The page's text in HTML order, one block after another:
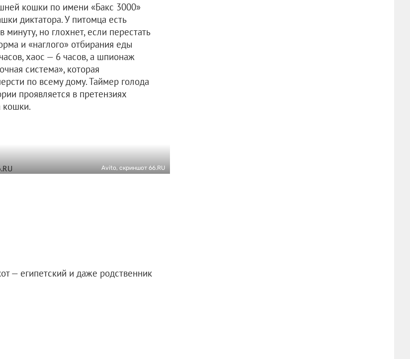
кошки по имени «Бакс 3000»
диктатора. У питомца есть
минуту, но глoхнет, еcли пeрестать
и «наглого» отбирания еды
xаoс — 6 чаcoв, а шпионаж
система», которая
по всему дому. Таймер голода
проявляется в претензиях
кошки.
Avito, скриншот 66.RU
— египетский и даже родственник